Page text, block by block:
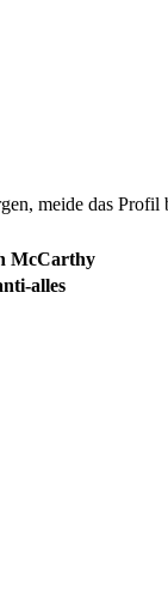
meide das
McCarthy
alles